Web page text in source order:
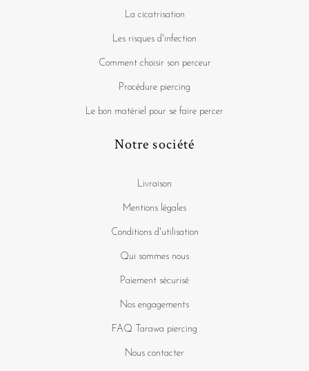
La cicatrisation
Les risques d'infection
Comment choisir son perceur
Procédure piercing
Le bon matériel pour se faire percer
Notre société
Livraison
Mentions légales
Conditions d'utilisation
Qui sommes nous
Paiement sécurisé
Nos engagements
FAQ Tarawa piercing
Nous contacter